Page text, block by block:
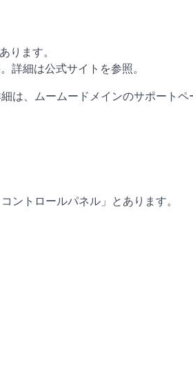
ります。
詳細は公式サイトを参照。
、ムームードメインのサポートペ
ントロールパネル」とあります。